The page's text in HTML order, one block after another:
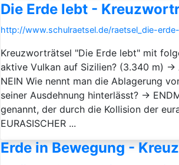
Die Erde lebt -
http://www.schulraetsel.de/raetsel_die-
Kreuzworträtsel "Die Erde lebt" mit
aktive Vulkan auf Sizilien? (3.340 m)
NEIN Wie nennt man die Ablagerung
seiner Ausdehnung hinterlässt? →
genannt, der durch die Kollision der
EURASISCHER ...
Erde in Bewegung -